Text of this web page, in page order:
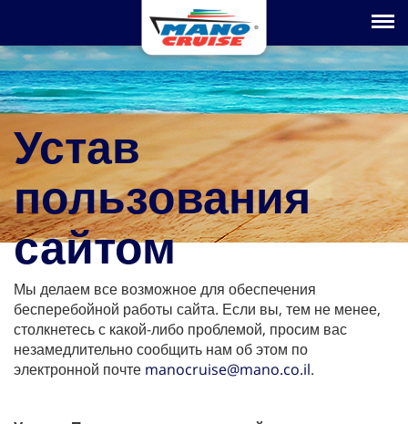
Toggle
Устав
пользования
сайтом
Мы делаем все возможное для обеспечения
бесперебойной работы сайта. Если вы, тем не менее,
столкнетесь с какой-либо проблемой, просим вас
незамедлительно сообщить нам об этом по
электронной почте manocruise@mano.co.il.